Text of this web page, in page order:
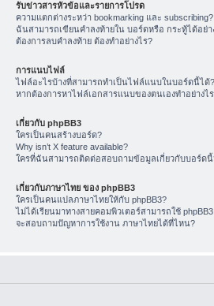
รับข่าวสารหัวข้อและรายการโปรด
ความแตกต่างระหว่า bookmarking และ subscribing?
ฉันสามารถเขียนคำลงท้ายใน บอร์ดหรือ กระทู้ได้อย่า
ต้องการลบคำลงท้าย ต้องทำอย่างไร?
การแนบไฟล์
ไฟล์อะไรบ้างที่สามารถทำเป็นไฟล์แนบในบอร์ดนี้ได้?
หากต้องการหาไฟล์เอกสารแนบของตนเองทำอย่างไ
เกี่ยวกับ phpBB3
ใครเป็นคนสร้างบอร์ด?
Why isn’t X feature available?
ใครที่ฉันสามารถติดต่อสอบถามข้อมูลเกี่ยวกับบอร์ดนี้
เกี่ยวกับภาษาไทย ของ phpBB3
ใครเป็นคนแปลภาษาไทยให้กับ phpBB3?
ไม่ได้เรียนมาทางสายคอมพิวเตอร์สามารถใช้
จะสอบถามปัญหาการใช้งาน ภาษาไทยได้ที่ไหน?